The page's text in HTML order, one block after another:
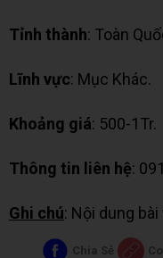
Tỉnh thành: Toàn
Lĩnh vực: Mục Khác.
Khoảng giá: 500-1Tr.
Thông tin liên hệ:
Ghi chú: Nội dung
Chia Sẻ